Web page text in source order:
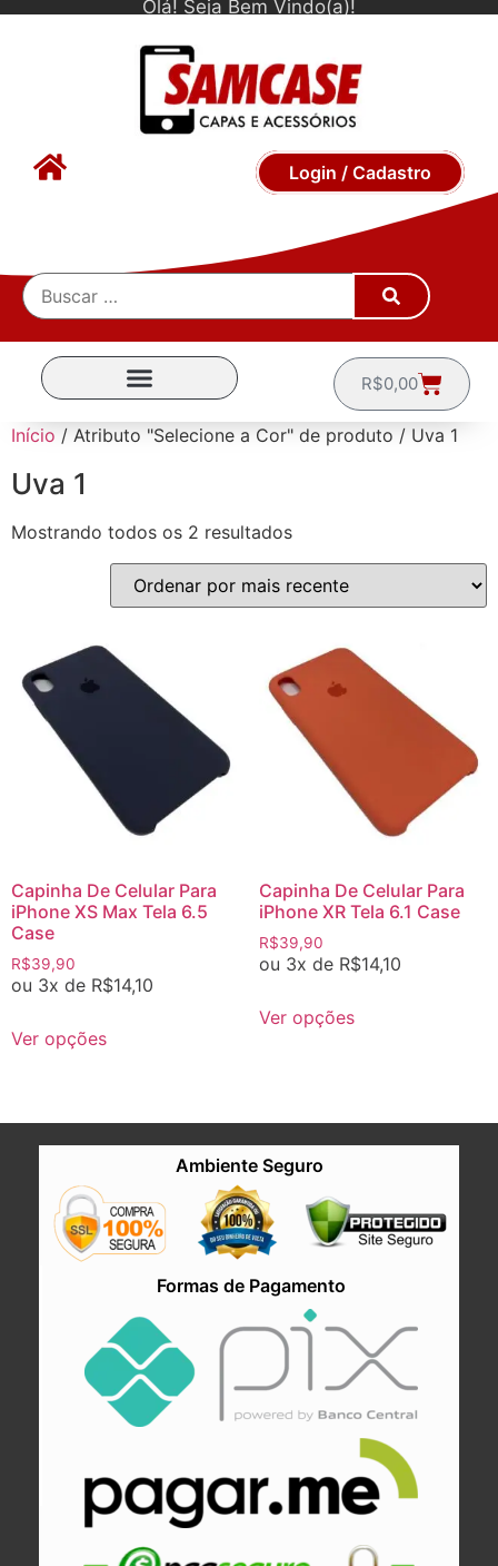
Olá! Seja Bem Vindo(a)!
Login / Cadastro
R$0,00
Início / Atributo "Selecione a Cor" de produto / Uva 1
Uva 1
Mostrando todos os 2 resultados
Capinha De Celular Para
iPhone XS Max Tela 6.5
Case
R$39,90
ou 3x de R$14,10
Ver opções
Capinha De Celular Para
iPhone XR Tela 6.1 Case
R$39,90
ou 3x de R$14,10
Ver opções
Ambiente Seguro
Formas de Pagamento